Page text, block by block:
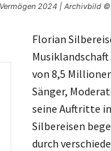
2024 | Archivbild
Florian
von 8,5
Sänger,
seine Auftritte in
Silbereisen
durch